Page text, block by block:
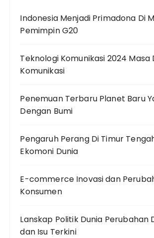
Indonesia Menjadi Primadona Di
Pemimpin G20
Teknologi Komunikasi 2024 Masa
Komunikasi
Penemuan Terbaru Planet Baru
Dengan Bumi
Pengaruh Perang Di Timur
Ekomoni Dunia
E-commerce Inovasi dan
Konsumen
Lanskap Politik Dunia Perubahan
dan Isu Terkini